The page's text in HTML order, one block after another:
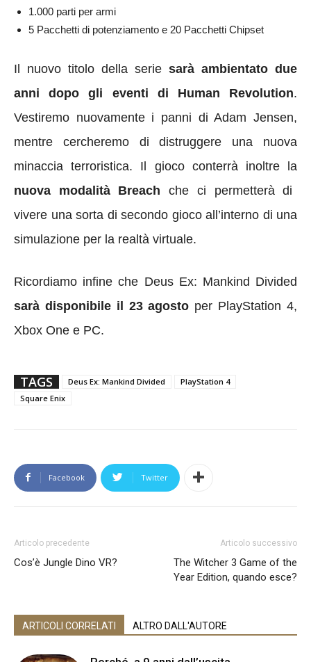
1.000 parti per armi
5 Pacchetti di potenziamento e 20 Pacchetti Chipset
Il nuovo titolo della serie sarà ambientato due
anni dopo gli eventi di Human Revolution.
Vestiremo nuovamente i panni di Adam Jensen,
mentre cercheremo di distruggere una nuova
minaccia terroristica. Il gioco conterrà inoltre la
nuova modalità Breach che ci permetterà di
vivere una sorta di secondo gioco all’interno di una
simulazione per la realtà virtuale.
Ricordiamo infine che Deus Ex: Mankind Divided
sarà disponibile il 23 agosto per PlayStation 4,
Xbox One e PC.
TAGS Deus Ex: Mankind Divided
PlayStation 4
Square Enix
Facebook Twitter
Articolo precedente
Cos’è Jungle Dino VR?
Articolo successivo
The Witcher 3 Game of the
Year Edition, quando esce?
ARTICOLI CORRELATI ALTRO DALL'AUTORE